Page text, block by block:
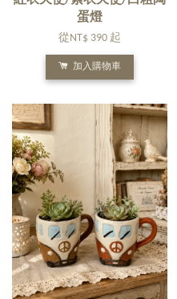
蛋燈
從 NT$ 390 起
加入購物車